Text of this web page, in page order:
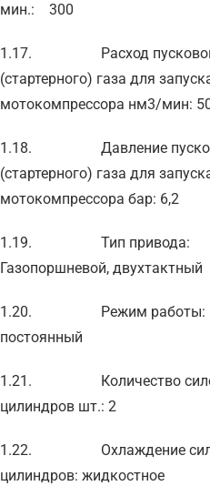
мин.: 300
1.17. Расход
(стартерного) газа для
мотокомпрессора нм3/мин:
1.18. Давление
(стартерного) газа для
мотокомпрессора бар: 6,2
1.19. Тип привода:
Газопоршневой, двухтактный
1.20. Режим
постоянный
1.21. Количество
цилиндров шт.: 2
1.22. Охлаждение
цилиндров: жидкостное